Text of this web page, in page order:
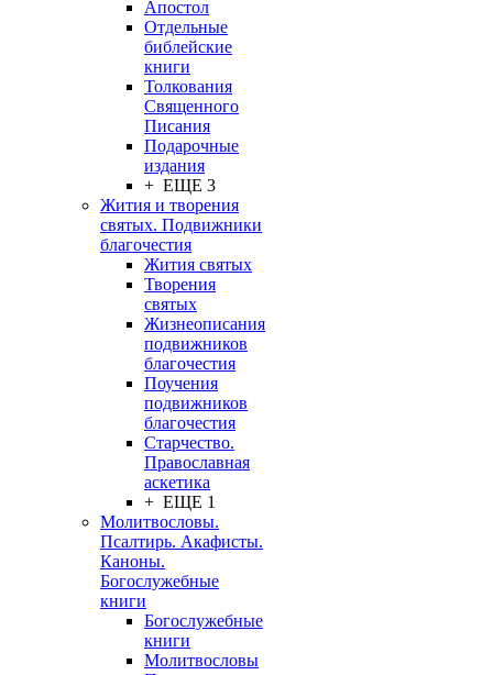
Апостол
Отдельные
библейские
книги
Толкования
Священного
Писания
Подарочные
издания
+ ЕЩЕ 3
Жития и творения
святых. Подвижники
благочестия
Жития святых
Творения
святых
Жизнеописания
подвижников
благочестия
Поучения
подвижников
благочестия
Старчество.
Православная
аскетика
+ ЕЩЕ 1
Молитвословы.
Псалтирь. Акафисты.
Каноны.
Богослужебные
книги
Богослужебные
книги
Молитвословы